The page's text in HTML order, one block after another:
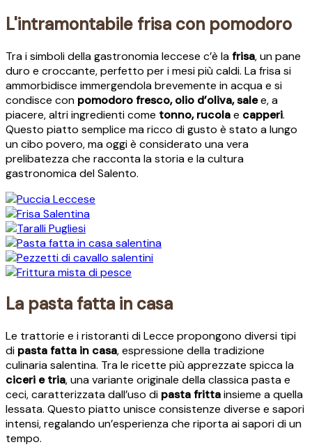
L'intramontabile frisa con pomodoro
Tra i simboli della gastronomia leccese c’è lafrisa, un pane
duro e croccante, perfetto per i mesi più caldi. La frisa si
ammorbidisce immergendola brevemente in acqua e si
condisce con pomodoro fresco, olio d’oliva, salee, a
piacere, altri ingredienti come tonno, rucolae capperi.
Questo piatto semplice ma ricco di gusto è stato a lungo
un cibo povero, ma oggi è considerato una vera
prelibatezza che racconta la storia e la cultura
gastronomica del Salento.
La pasta fatta in casa
Le trattorie e i ristoranti di Lecce propongono diversi tipi
di pasta fatta in casa, espressione della tradizione
culinaria salentina. Tra le ricette più apprezzate spicca la
ciceri e tria, una variante originale della classica pasta e
ceci, caratterizzata dall’uso di pasta frittainsieme a quella
lessata. Questo piatto unisce consistenze diverse e sapori
intensi, regalando un’esperienza che riporta ai sapori di un
tempo.